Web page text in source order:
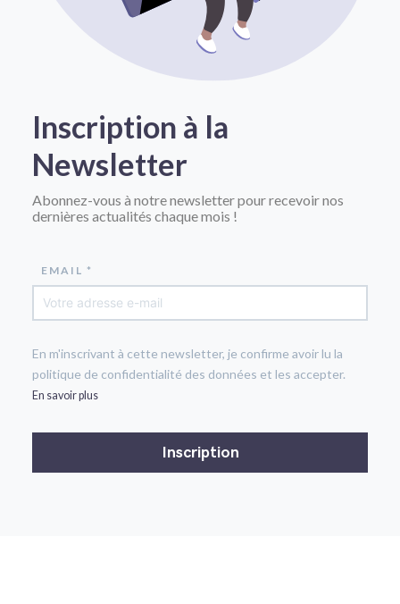
Inscription à la
Newsletter
Abonnez-vous à notre newsletter pour recevoir nos
dernières actualités chaque mois !
EMAIL *
En m'inscrivant à cette newsletter, je confirme avoir lu la
politique de confidentialité des données et les accepter.
En savoir plus